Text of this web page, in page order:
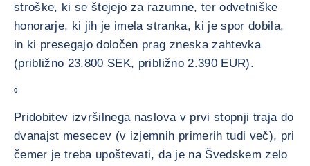
stroške, ki se štejejo za razumne, ter odvetniške
honorarje, ki jih je imela stranka, ki je spor dobila,
in ki presegajo določen prag zneska zahtevka
(približno 23.800 SEK, približno 2.390 EUR).
0
Pridobitev izvršilnega naslova v prvi stopnji traja do
dvanajst mesecev (v izjemnih primerih tudi več), pri
čemer je treba upoštevati, da je na Švedskem zelo